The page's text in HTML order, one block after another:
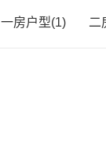
一房户型(1) 二